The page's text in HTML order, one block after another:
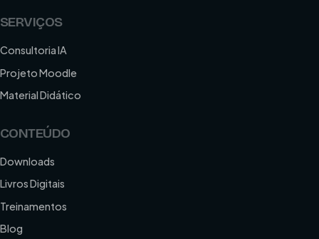
SERVIÇOS
Consultoria IA
Projeto Moodle
Material Didático
CONTEÚDO
Downloads
Livros Digitais
Treinamentos
Blog